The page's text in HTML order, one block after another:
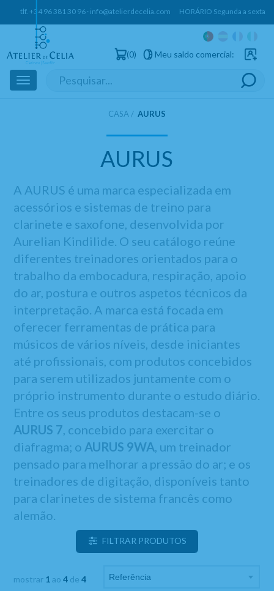
tlf.+34 96 381 30 96 · info@atelierdecelia.com HORÁRIO Segunda a sexta:
0 Meu saldo comercial:
Toggle
navigation
CASA AURUS
AURUS
A AURUS é uma marca especializada em
acessórios e sistemas de treino para
clarinete e saxofone, desenvolvida por
Aurelian Kindilide. O seu catálogo reúne
diferentes treinadores orientados para o
trabalho da embocadura, respiração, apoio
do ar, postura e outros aspetos técnicos da
interpretação. A marca está focada em
oferecer ferramentas de prática para
músicos de vários níveis, desde iniciantes
até profissionais, com produtos concebidos
para serem utilizados juntamente com o
próprio instrumento durante o estudo diário.
Entre os seus produtos destacam-se o
AURUS 7, concebido para exercitar o
diafragma; o AURUS 9WA, um treinador
pensado para melhorar a pressão do ar; e os
treinadores de digitação, disponíveis tanto
para clarinetes de sistema francês como
alemão.
FILTRAR PRODUTOS
mostrar 1ao4 de4